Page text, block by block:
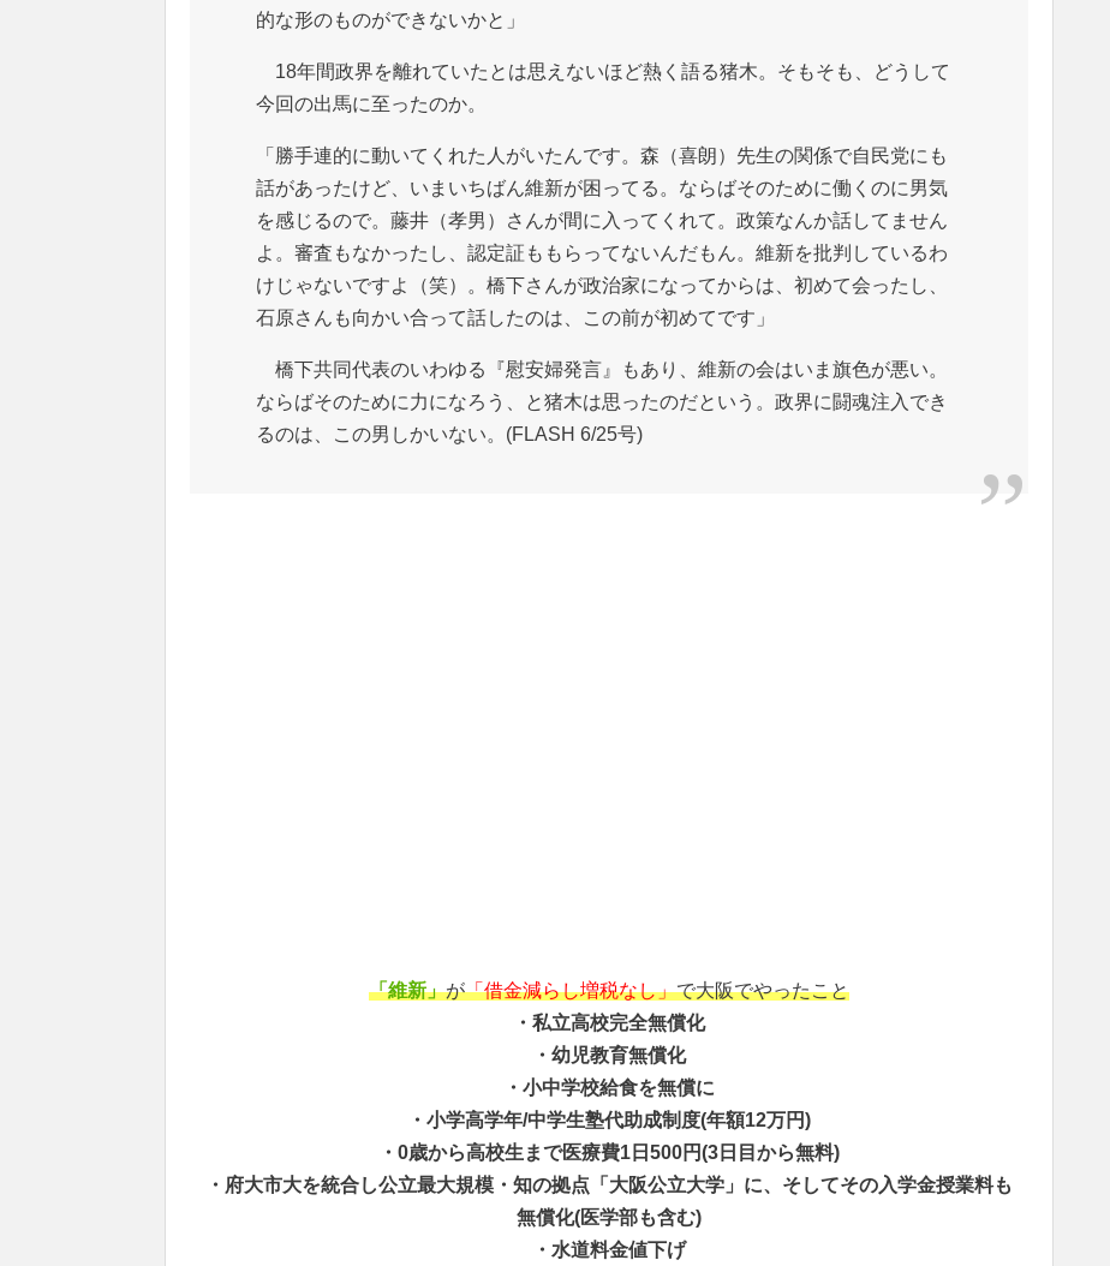
的な形のものができないかと」
18年間政界を離れていたとは思えないほど熱く語る猪木。そもそも、どうして
今回の出馬に至ったのか。
「勝手連的に動いてくれた人がいたんです。森（喜朗）先生の関係で自民党にも
話があったけど、いまいちばん維新が困ってる。ならばそのために働くのに男気
を感じるので。藤井（孝男）さんが間に入ってくれて。政策なんか話してません
よ。審査もなかったし、認定証ももらってないんだもん。維新を批判しているわ
けじゃないですよ（笑）。橋下さんが政治家になってからは、初めて会ったし、
石原さんも向かい合って話したのは、この前が初めてです」
橋下共同代表のいわゆる『慰安婦発言』もあり、維新の会はいま旗色が悪い。
ならばそのために力になろう、と猪木は思ったのだという。政界に闘魂注入でき
るのは、この男しかいない。(FLASH 6/25号)
「維新」が「借金減らし増税なし」で大阪でやったこと
・私立高校完全無償化
・幼児教育無償化
・小中学校給食を無償に
・小学高学年/中学生塾代助成制度(年額12万円)
・0歳から高校生まで医療費1日500円(3日目から無料)
・府大市大を統合し公立最大規模・知の拠点「大阪公立大学」に、そしてその入学金授業料も
無償化(医学部も含む)
・水道料金値下げ